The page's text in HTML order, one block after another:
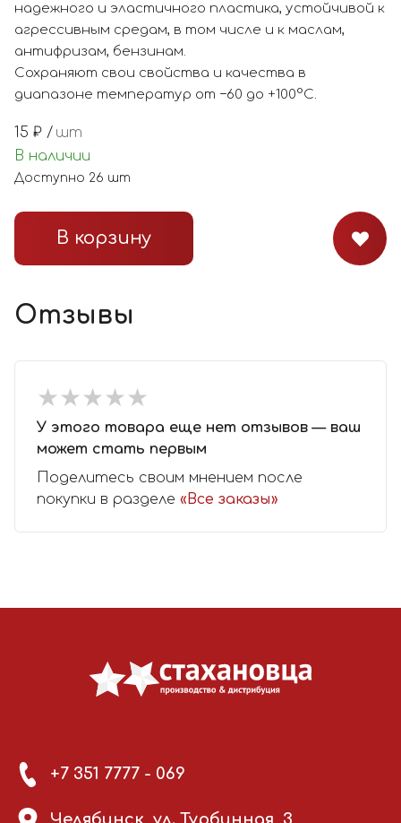
надежного и эластичного пластика, устойчивой к
агрессивным средам, в том числе и к маслам,
антифризам, бензинам.
Cохраняют свои свойства и качества в
диапазоне температур от −60 до +100°С.
15 ₽ / шт
В наличии
Доступно 26 шт
В корзину
Отзывы
★★★★★
★★★★★
У этого товара еще нет отзывов — ваш
может стать первым
Поделитесь своим мнением после
покупки в разделе «Все заказы»
+7 351 7777 - 069
Челябинск, ул. Турбинная, 3